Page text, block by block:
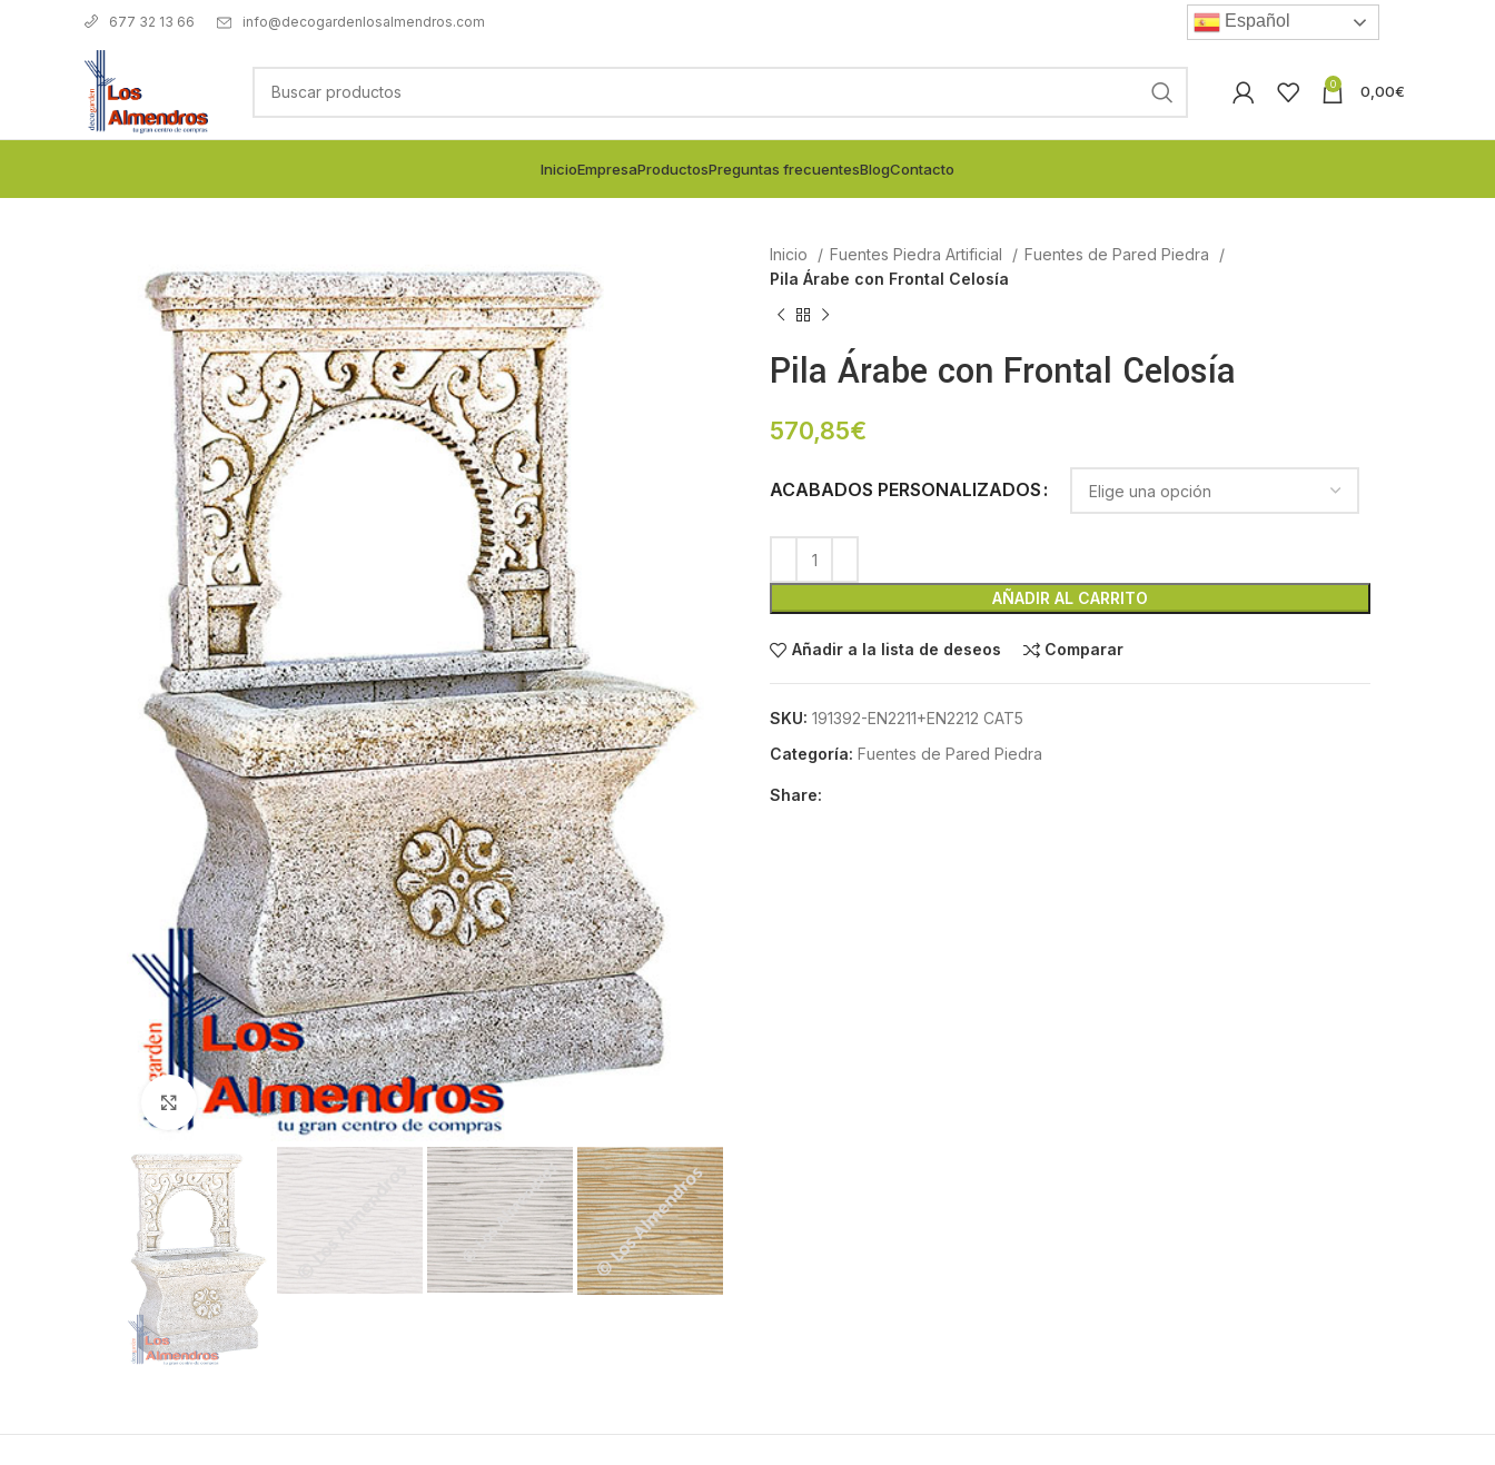
677 32 13 66 info@decogardenlosalmendros.com Español
0 0,00€
InicioEmpresaProductosPreguntas frecuentesBlogContacto
Clic para ampliar
Inicio Fuentes Piedra Artificial
Fuentes de Pared Piedra
Pila Árabe con Frontal Celosía
Pila Árabe con Frontal Celosía
570,85€
ACABADOS PERSONALIZADOS
AÑADIR AL CARRITO
Añadir a la lista de deseos Comparar
SKU: 191392-EN2211+EN2212 CAT5
Categoría: Fuentes de Pared Piedra
Share: